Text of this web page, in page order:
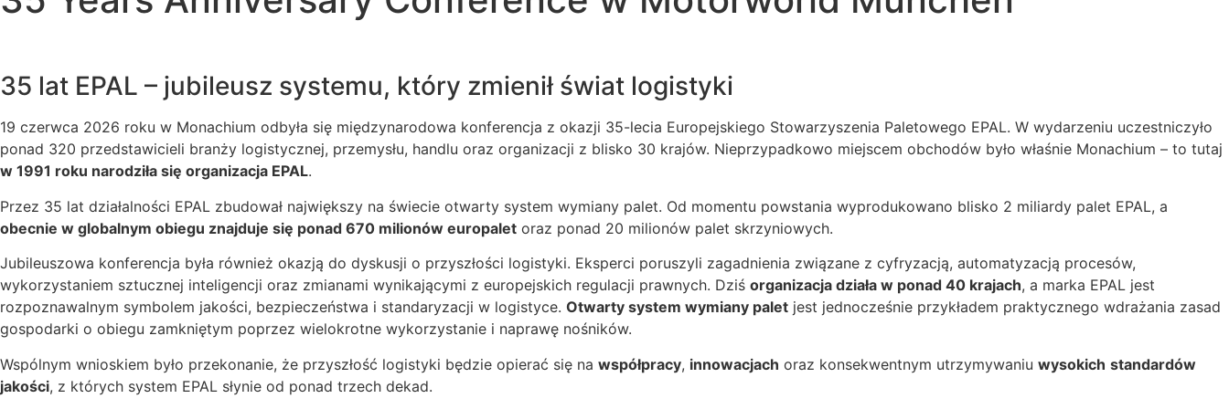
35 lat EPAL – jubileusz systemu, który zmienił świat logistyki
19 czerwca 2026 roku w Monachium odbyła się międzynarodowa konferencja z okazji 35-lecia Europejskiego Stowarzyszenia Paletowego EPAL. W wydarzeniu uczestniczyło
ponad 320 przedstawicieli branży logistycznej, przemysłu, handlu oraz organizacji z blisko 30 krajów. Nieprzypadkowo miejscem obchodów było właśnie Monachium – to tutaj
w 1991 roku narodziła się organizacja EPAL.
Przez 35 lat działalności EPAL zbudował największy na świecie otwarty system wymiany palet. Od momentu powstania wyprodukowano blisko 2 miliardy palet EPAL, a
obecnie w globalnym obiegu znajduje się ponad 670 milionów europalet oraz ponad 20 milionów palet skrzyniowych.
Jubileuszowa konferencja była również okazją do dyskusji o przyszłości logistyki. Eksperci poruszyli zagadnienia związane z cyfryzacją, automatyzacją procesów,
wykorzystaniem sztucznej inteligencji oraz zmianami wynikającymi z europejskich regulacji prawnych. Dziś organizacja działa w ponad 40 krajach, a marka EPAL jest
rozpoznawalnym symbolem jakości, bezpieczeństwa i standaryzacji w logistyce. Otwarty system wymiany palet jest jednocześnie przykładem praktycznego wdrażania zasad
gospodarki o obiegu zamkniętym poprzez wielokrotne wykorzystanie i naprawę nośników.
Wspólnym wnioskiem było przekonanie, że przyszłość logistyki będzie opierać się na współpracy, innowacjach oraz konsekwentnym utrzymywaniu wysokich standardów
jakości, z których system EPAL słynie od ponad trzech dekad.